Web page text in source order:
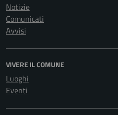
Notizie
Comunicati
Avvisi
VIVERE IL COMUNE
Luoghi
Eventi